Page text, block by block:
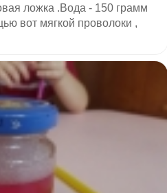
ложка .Вода - 150 грамм
вот мягкой проволоки ,